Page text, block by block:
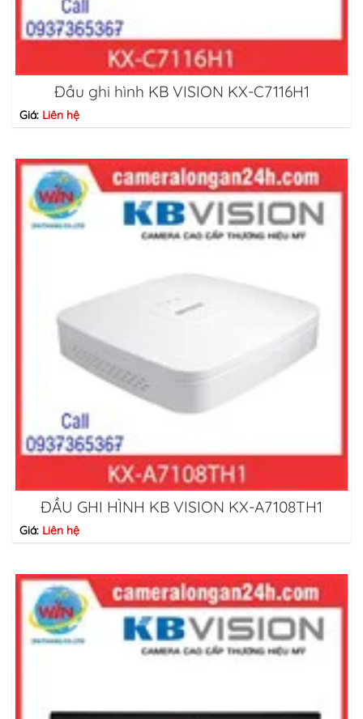
Đầu ghi hình KB VISION KX-C7116H1
Giá: Liên hệ
ĐẦU GHI HÌNH KB VISION KX-A7108TH1
Giá: Liên hệ